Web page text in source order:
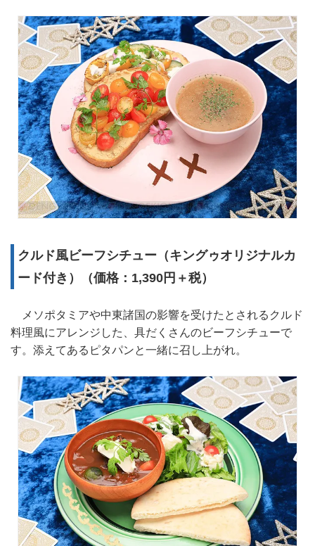
クルド風ビーフシチュー（キングゥオリジナルカ
ード付き）（価格：1,390円＋税）
メソポタミアや中東諸国の影響を受けたとされるクルド
料理風にアレンジした、具だくさんのビーフシチューで
す。添えてあるピタパンと一緒に召し上がれ。